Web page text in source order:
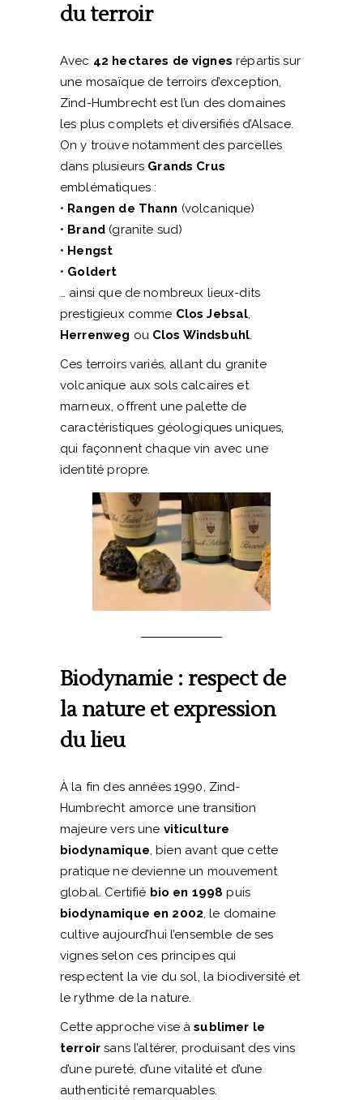
du terroir
Avec 42 hectares de vignes répartis sur
une mosaïque de terroirs d’exception,
Zind-Humbrecht est l’un des domaines
les plus complets et diversifiés d’Alsace.
On y trouve notamment des parcelles
dans plusieurs Grands Crus
emblématiques :
• Rangen de Thann (volcanique)
• Brand (granite sud)
• Hengst
• Goldert
… ainsi que de nombreux lieux-dits
prestigieux comme Clos Jebsal,
Herrenweg ou Clos Windsbuhl.
Ces terroirs variés, allant du granite
volcanique aux sols calcaires et
marneux, offrent une palette de
caractéristiques géologiques uniques,
qui façonnent chaque vin avec une
identité propre.
Biodynamie : respect de
la nature et expression
du lieu
À la fin des années 1990, Zind-
Humbrecht amorce une transition
majeure vers une viticulture
biodynamique, bien avant que cette
pratique ne devienne un mouvement
global. Certifié bio en 1998 puis
biodynamique en 2002, le domaine
cultive aujourd’hui l’ensemble de ses
vignes selon ces principes qui
respectent la vie du sol, la biodiversité et
le rythme de la nature.
Cette approche vise àsublimer le
terroir sans l’altérer, produisant des vins
d’une pureté, d’une vitalité et d’une
authenticité remarquables.